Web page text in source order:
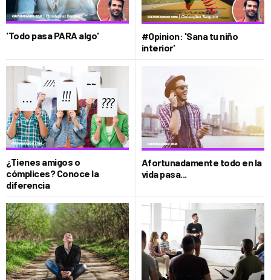
'Todo pasa PARA algo'
#Opinion: 'Sana tu niño
interior'
¿Tienes amigos o
cómplices? Conoce la
diferencia
Afortunadamente todo en la
vida pasa...